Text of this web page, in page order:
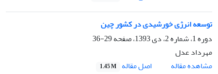
توسعه انرژی خورشیدی در کشور چین
دوره 1، شماره 2، دی 1393، صفحه
29-36
مهرداد عدل
مشاهده مقاله
اصل مقاله 1.45 M